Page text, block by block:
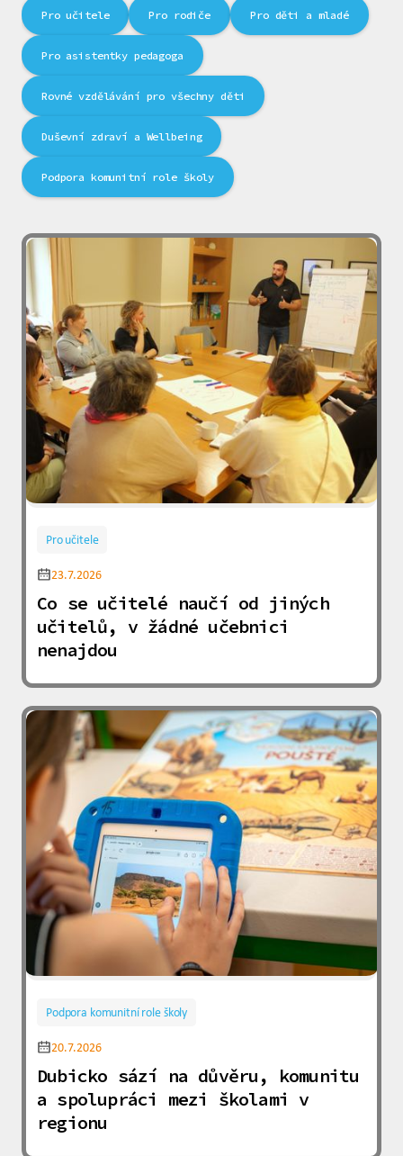
Pro učitele Pro rodiče Pro děti a mladé
Pro asistentky pedagoga
Rovné vzdělávání pro všechny děti
Duševní zdraví a Wellbeing
Podpora komunitní role školy
Pro učitele
23.7.2026
Co se učitelé naučí od jiných
učitelů, v žádné učebnici
nenajdou
Podpora komunitní role školy
20.7.2026
Dubicko sází na důvěru, komunitu
a spolupráci mezi školami v
regionu